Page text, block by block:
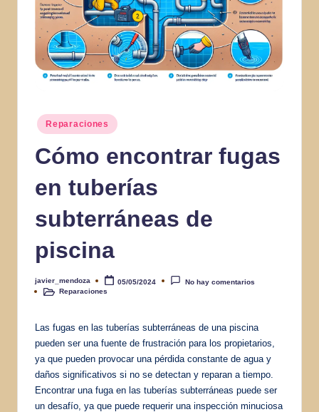
Publicado
en
Reparaciones
Cómo encontrar fugas
en tuberías
subterráneas de
piscina
Publicado
por
javier_mendoza 05/05/2024
No hay comentarios
PublicadoReparaciones
Las fugas en las tuberías subterráneas de una piscina
pueden ser una fuente de frustración para los propietarios,
ya que pueden provocar una pérdida constante de agua y
daños significativos si no se detectan y reparan a tiempo.
Encontrar una fuga en las tuberías subterráneas puede ser
un desafío, ya que puede requerir una inspección minuciosa